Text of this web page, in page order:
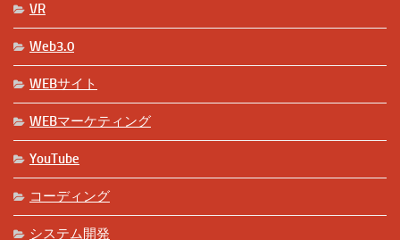
VR
Web3.0
WEBサイト
WEBマーケティング
YouTube
コーディング
システム開発